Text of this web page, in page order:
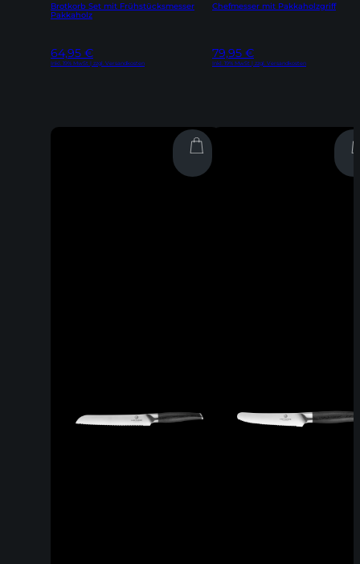
Brotkorb Set mit Frühstücksmesser
Pakkaholz
64,95 €
Inkl. 19% MwSt | zzgl. Versandkosten
Chefmesser mit Pakkaholzgriff
79,95 €
Inkl. 19% MwSt | zzgl. Versandkosten